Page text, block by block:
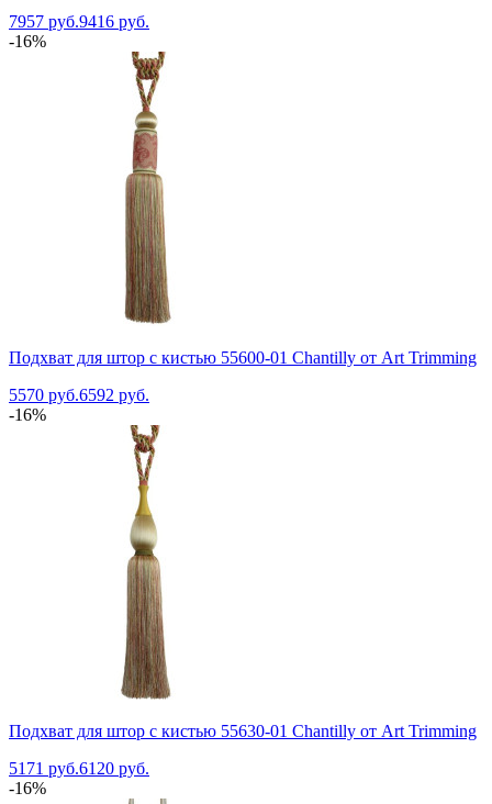
7957 руб.9416 руб.
-16%
Подхват для штор с кистью 55600-01 Chantilly от Art Trimming
5570 руб.6592 руб.
-16%
Подхват для штор с кистью 55630-01 Chantilly от Art Trimming
5171 руб.6120 руб.
-16%